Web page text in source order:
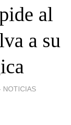
al
a su
NOTICIAS